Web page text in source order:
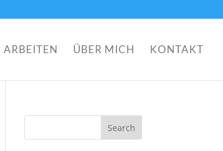
ARBEITEN ÜBER MICH KONTAKT